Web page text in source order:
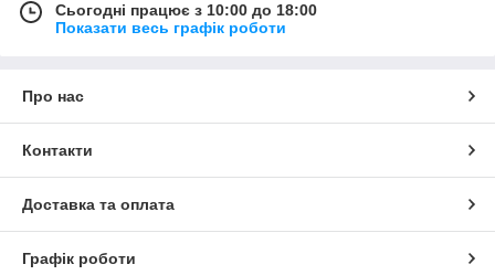
Сьогодні працює з 10:00 до 18:00
Показати весь графік роботи
Про нас
Контакти
Доставка та оплата
Графік роботи